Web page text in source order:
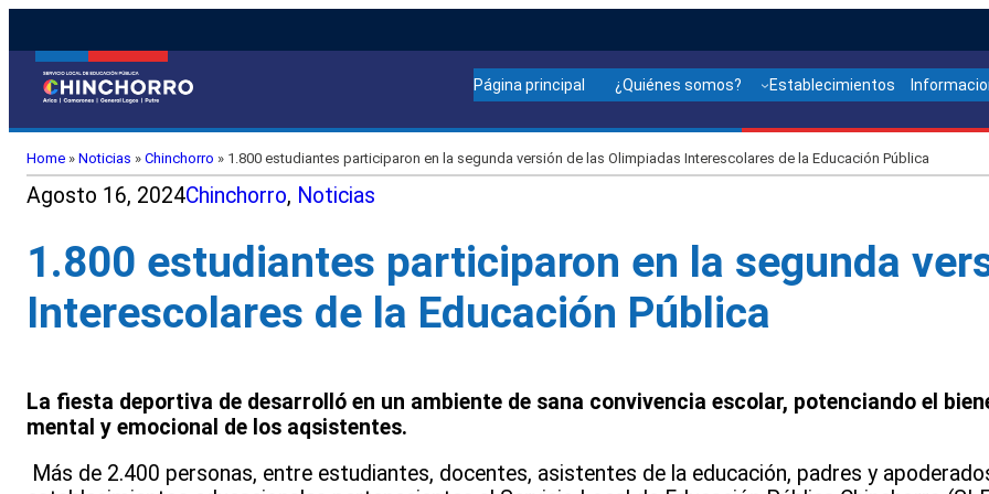
Página principal ¿Quiénes somos? Establecimientos
Home » Noticias » Chinchorro » 1.800 estudiantes participaron en la segunda versión de las Olimpiadas Interescolares de la Educación Pública
Agosto 16, 2024Chinchorro, Noticias
1.800 estudiantes participaron en la segunda
Interescolares de la Educación Pública
La fiesta deportiva de desarrolló en un ambiente de sana convivencia escolar, potenciando el
mental y emocional de los aqsistentes.
Más de 2.400 personas, entre estudiantes, docentes, asistentes de la educación, padres y